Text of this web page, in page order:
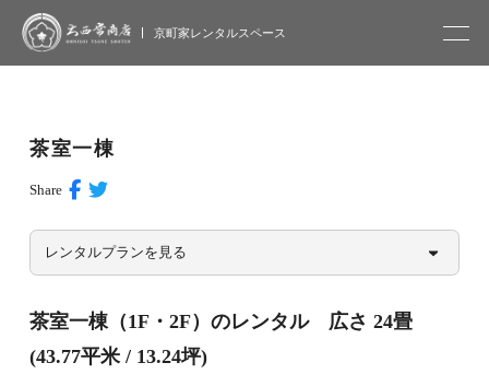
大西常商店
京町家レンタルスペース
茶室一棟
Share
レンタルプランを見る
茶室一棟（1F・2F）のレンタル 広さ 24畳
(43.77平米 / 13.24坪)